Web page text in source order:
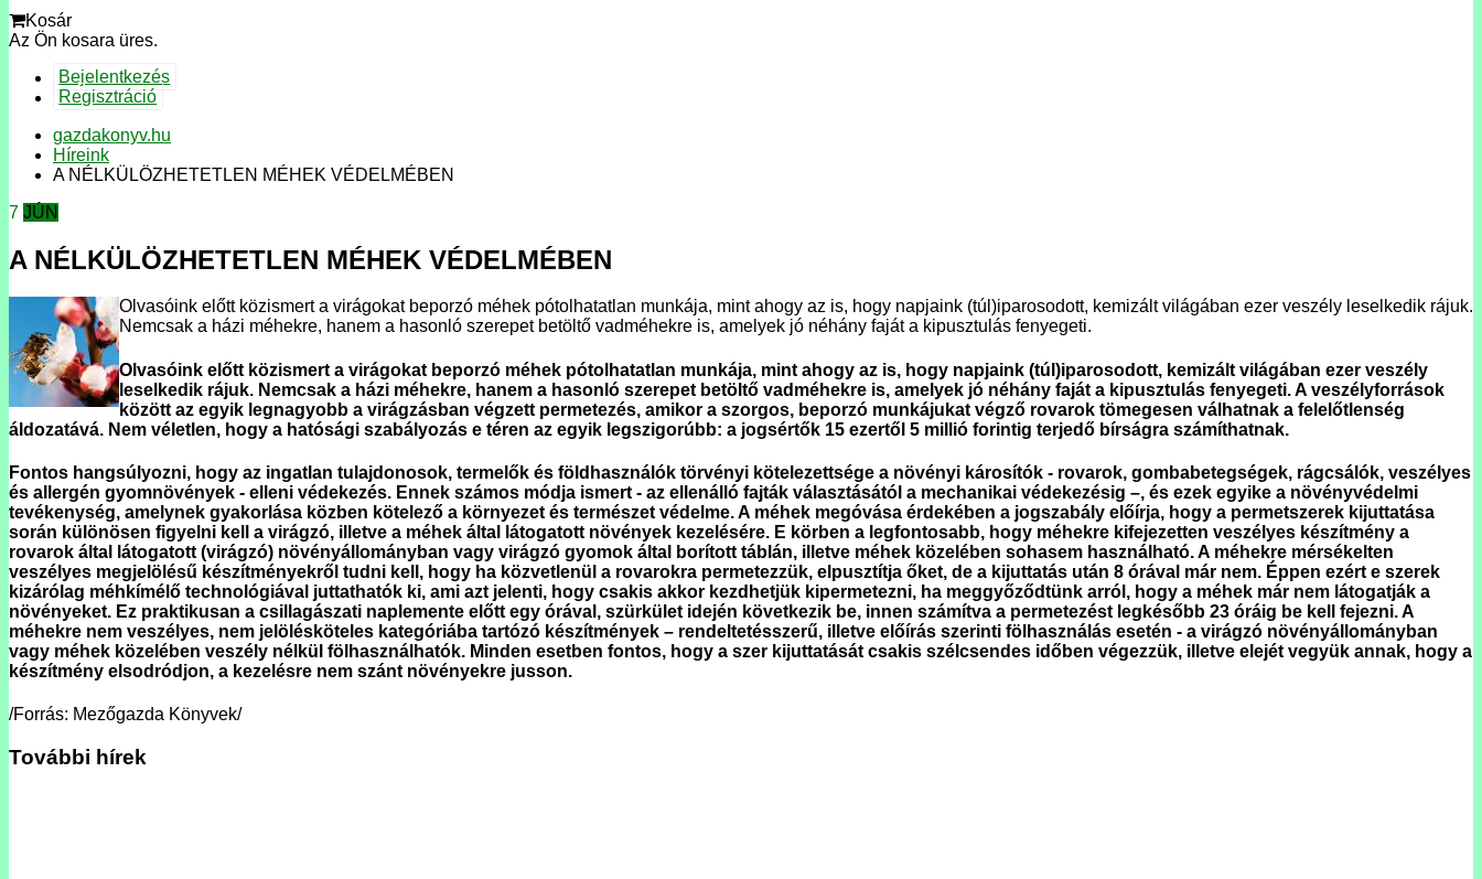
Kosár
Az Ön kosara üres.
Bejelentkezés
Regisztráció
gazdakonyv.hu
Híreink
A NÉLKÜLÖZHETETLEN MÉHEK VÉDELMÉBEN
7 JÚN
A NÉLKÜLÖZHETETLEN MÉHEK VÉDELMÉBEN
Olvasóink előtt közismert a virágokat beporzó méhek pótolhatatlan munkája, mint ahogy az is, hogy napjaink (túl)iparosodott, kemizált világában ezer veszély leselkedik rájuk.
Nemcsak a házi méhekre, hanem a hasonló szerepet betöltő vadméhekre is, amelyek jó néhány faját a kipusztulás fenyegeti.
Olvasóink előtt közismert a virágokat beporzó méhek pótolhatatlan munkája, mint ahogy az is, hogy napjaink (túl)iparosodott, kemizált világában ezer veszély
leselkedik rájuk. Nemcsak a házi méhekre, hanem a hasonló szerepet betöltő vadméhekre is, amelyek jó néhány faját a kipusztulás fenyegeti. A veszélyforrások
között az egyik legnagyobb a virágzásban végzett permetezés, amikor a szorgos, beporzó munkájukat végző rovarok tömegesen válhatnak a felelőtlenség
áldozatává. Nem véletlen, hogy a hatósági szabályozás e téren az egyik legszigorúbb: a jogsértők 15 ezertől 5 millió forintig terjedő bírságra számíthatnak.
Fontos hangsúlyozni, hogy az ingatlan tulajdonosok, termelők és földhasználók törvényi kötelezettsége a növényi károsítók - rovarok, gombabetegségek, rágcsálók, veszélyes
és allergén gyomnövények - elleni védekezés. Ennek számos módja ismert - az ellenálló fajták választásától a mechanikai védekezésig –, és ezek egyike a növényvédelmi
tevékenység, amelynek gyakorlása közben kötelező a környezet és természet védelme. A méhek megóvása érdekében a jogszabály előírja, hogy a permetszerek kijuttatása
során különösen figyelni kell a virágzó, illetve a méhek által látogatott növények kezelésére. E körben a legfontosabb, hogy méhekre kifejezetten veszélyes készítmény a
rovarok által látogatott (virágzó) növényállományban vagy virágzó gyomok által borított táblán, illetve méhek közelében sohasem használható. A méhekre mérsékelten
veszélyes megjelölésű készítményekről tudni kell, hogy ha közvetlenül a rovarokra permetezzük, elpusztítja őket, de a kijuttatás után 8 órával már nem. Éppen ezért e szerek
kizárólag méhkímélő technológiával juttathatók ki, ami azt jelenti, hogy csakis akkor kezdhetjük kipermetezni, ha meggyőződtünk arról, hogy a méhek már nem látogatják a
növényeket. Ez praktikusan a csillagászati naplemente előtt egy órával, szürkület idején következik be, innen számítva a permetezést legkésőbb 23 óráig be kell fejezni. A
méhekre nem veszélyes, nem jelölésköteles kategóriába tartózó készítmények – rendeltetésszerű, illetve előírás szerinti fölhasználás esetén - a virágzó növényállományban
vagy méhek közelében veszély nélkül fölhasználhatók. Minden esetben fontos, hogy a szer kijuttatását csakis szélcsendes időben végezzük, illetve elejét vegyük annak, hogy a
készítmény elsodródjon, a kezelésre nem szánt növényekre jusson.
/Forrás: Mezőgazda Könyvek/
További hírek